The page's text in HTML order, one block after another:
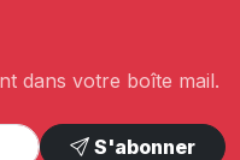
dans votre boîte mail.
S'abonner